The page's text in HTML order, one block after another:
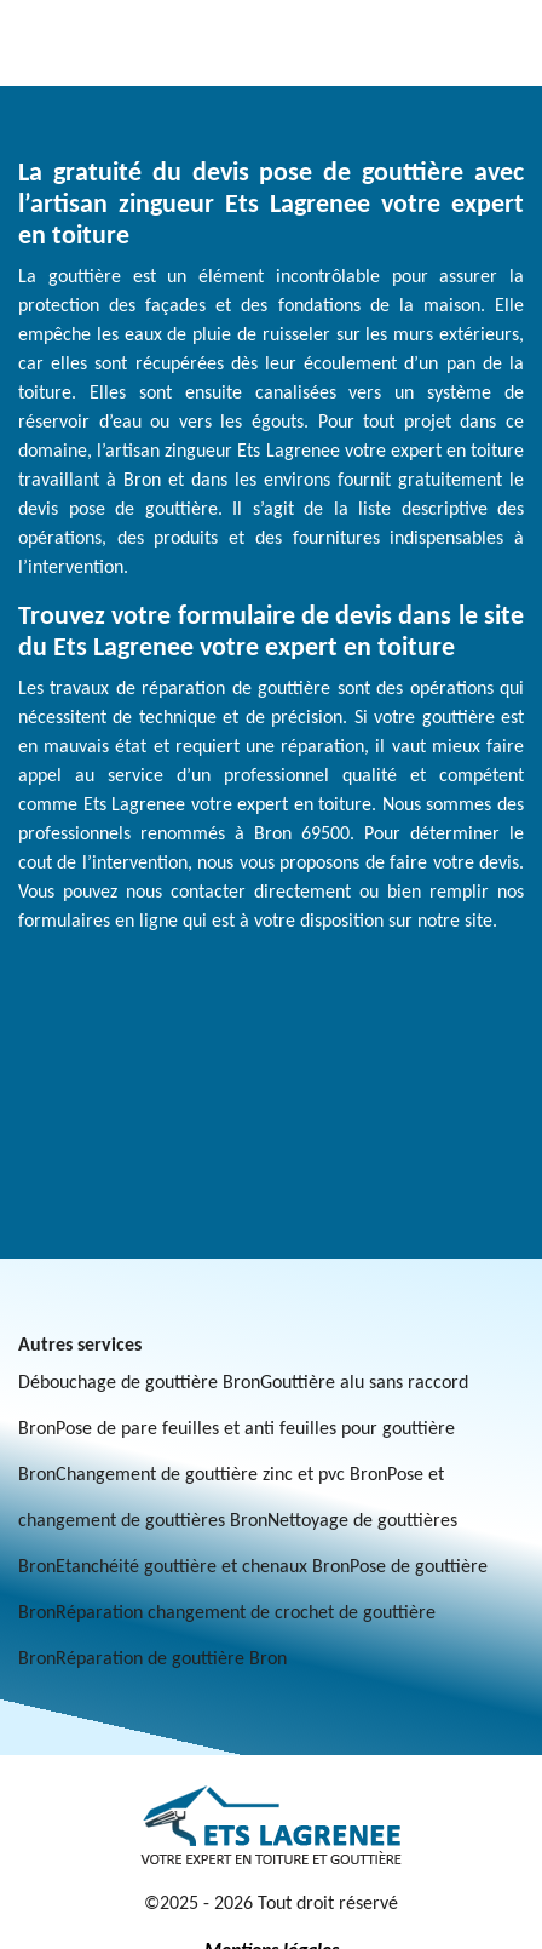
La gratuité du devis pose de gouttière avec
l’artisan zingueur Ets Lagrenee votre expert
en toiture
La gouttière est un élément incontrôlable pour assurer la
protection des façades et des fondations de la maison. Elle
empêche les eaux de pluie de ruisseler sur les murs extérieurs,
car elles sont récupérées dès leur écoulement d’un pan de la
toiture. Elles sont ensuite canalisées vers un système de
réservoir d’eau ou vers les égouts. Pour tout projet dans ce
domaine, l’artisan zingueur Ets Lagrenee votre expert en toiture
travaillant à Bron et dans les environs fournit gratuitement le
devis pose de gouttière. Il s’agit de la liste descriptive des
opérations, des produits et des fournitures indispensables à
l’intervention.
Trouvez votre formulaire de devis dans le site
du Ets Lagrenee votre expert en toiture
Les travaux de réparation de gouttière sont des opérations qui
nécessitent de technique et de précision. Si votre gouttière est
en mauvais état et requiert une réparation, il vaut mieux faire
appel au service d’un professionnel qualité et compétent
comme Ets Lagrenee votre expert en toiture. Nous sommes des
professionnels renommés à Bron 69500. Pour déterminer le
cout de l’intervention, nous vous proposons de faire votre devis.
Vous pouvez nous contacter directement ou bien remplir nos
formulaires en ligne qui est à votre disposition sur notre site.
Autres services
Débouchage de gouttière BronGouttière alu sans raccord
BronPose de pare feuilles et anti feuilles pour gouttière
BronChangement de gouttière zinc et pvc BronPose et
changement de gouttières BronNettoyage de gouttières
BronEtanchéité gouttière et chenaux BronPose de gouttière
BronRéparation changement de crochet de gouttière
BronRéparation de gouttière Bron
©2025 - 2026 Tout droit réservé